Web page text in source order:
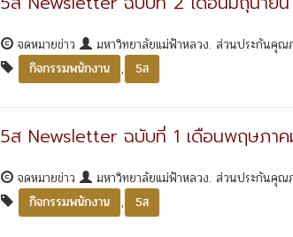
จดหมายข่าว มหาวิทยาลัยแม่ฟ้าหลวง. ส่วนประกันคุณ
กิจกรรมพนักงาน
, 5ส
5ส Newsletter ฉบับที่ 1 เดือนพฤษภา
จดหมายข่าว มหาวิทยาลัยแม่ฟ้าหลวง. ส่วนประกันคุณ
กิจกรรมพนักงาน
, 5ส